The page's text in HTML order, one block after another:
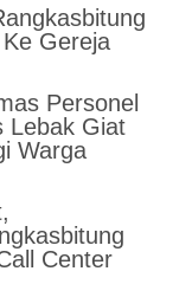
Gereja
Personel
Lebak Giat
Warga
Center